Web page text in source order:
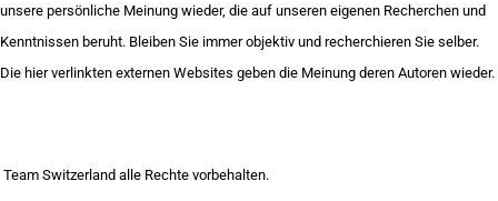
unsere persönliche Meinung wieder, die auf unseren eigenen Recherchen und
Kenntnissen beruht. Bleiben Sie immer objektiv und recherchieren Sie selber.
Die hier verlinkten externen Websites geben die Meinung deren Autoren wieder.
Team Switzerland alle Rechte vorbehalten.